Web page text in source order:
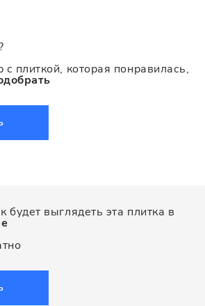
плиткой, которая понравилась,
выглядеть эта плитка в